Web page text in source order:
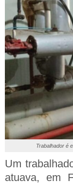
Trabalhador é
Um
atuava, em